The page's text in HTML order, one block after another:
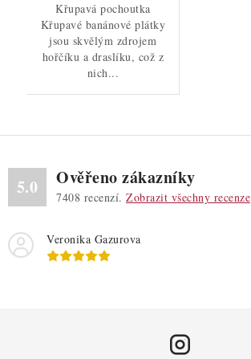
Křupavá pochoutka
Křupavé banánové plátky
jsou skvělým zdrojem
hořčíku a draslíku, což z
nich...
5.0 Ověřeno zákazníky
7408 recenzí. Zobrazit všechny recenze
Veronika Gazurova